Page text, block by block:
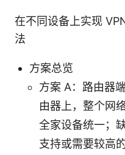
在不同设备上实现
法
方案总览
方案 A：路由器
由器上，整个网
全家设备统一；
支持或需要较高